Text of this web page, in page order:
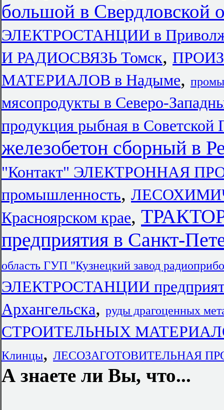
большой в Свердловской
ЭЛЕКТРОСТАНЦИИ в
И РАДИОСВЯЗЬ Томск,
МАТЕРИАЛОВ в Надыме,
мясопродукты в Северо-
продукция рыбная в Советской
железобетон сборный в
"Контакт" ЭЛЕКТРОННАЯ
промышленность,
Красноярском крае,
предприятия в Санкт-
область ГУП "Кузнецкий завод
ЭЛЕКТРОСТАНЦИИ
Архангельска, руды драгоценных
СТРОИТЕЛЬНЫХ
Клинцы, ЛЕСОЗАГОТОВИТЕЛЬНАЯ
А знаете ли Вы, что...